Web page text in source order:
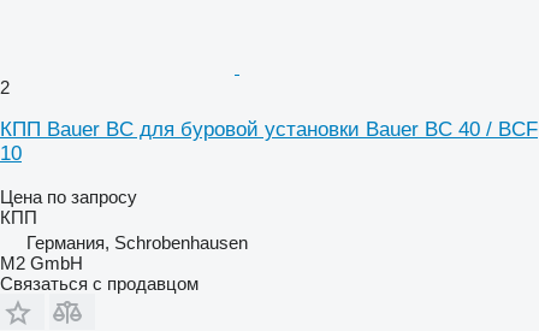
2
КПП Bauer BC для буровой установки Bauer BC 40 / BCF
10
Цена по запросу
КПП
Германия, Schrobenhausen
M2 GmbH
Связаться с продавцом